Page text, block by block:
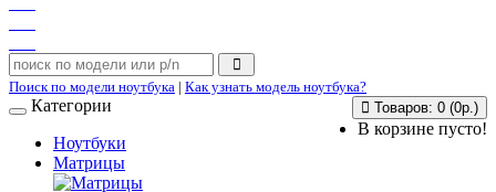
Поиск по модели ноутбука | Как узнать модель ноутбука?
Товаров: 0 (0р.)
В корзине пусто!
Категории
Ноутбуки
Матрицы